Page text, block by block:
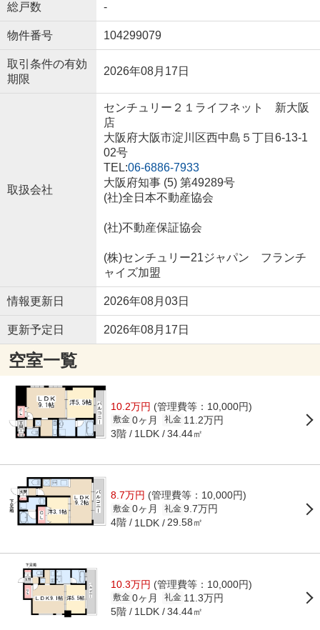
総戸数 -
物件番号 104299079
取引条件の有効
期限
2026年08月17日
取扱会社
センチュリー２１ライフネット 新大阪
店
大阪府大阪市淀川区西中島５丁目6-13-1
02号
TEL:06-6886-7933
大阪府知事 (5) 第49289号
(社)全日本不動産協会
(社)不動産保証協会
(株)センチュリー21ジャパン フランチ
ャイズ加盟
情報更新日 2026年08月03日
更新予定日 2026年08月17日
空室一覧
10.2万円 (管理費等：10,000円)
敷金 0ヶ月 礼金 11.2万円
3階 1LDK 34.44㎡
8.7万円 (管理費等：10,000円)
敷金 0ヶ月 礼金 9.7万円
4階 1LDK 29.58㎡
10.3万円 (管理費等：10,000円)
敷金 0ヶ月 礼金 11.3万円
5階 1LDK 34.44㎡